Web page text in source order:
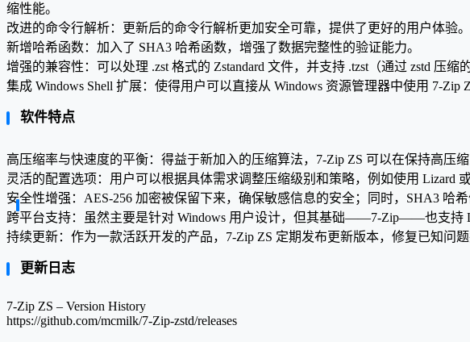
缩性能。
改进的命令行解析：更新后的命令行解析更加安全可靠，提供了更好的用户体验。
新增哈希函数：加入了 SHA3 哈希函数，增强了数据完整性的验证能力。
增强的兼容性：可以处理 .zst 格式的 Zstandard 文件，并支持 .tzst（通过 zstd 压缩
集成 Windows Shell 扩展：使得用户可以直接从 Windows 资源管理器中使用 7-Zip
软件特点
高压缩率与快速度的平衡：得益于新加入的压缩算法，7-Zip ZS 可以在保持高压
灵活的配置选项：用户可以根据具体需求调整压缩级别和策略，例如使用 Lizard
安全性增强：AES-256 加密被保留下来，确保敏感信息的安全；同时，SHA3 哈
跨平台支持：虽然主要是针对 Windows 用户设计，但其基础——7-Zip——也支持
持续更新：作为一款活跃开发的产品，7-Zip ZS 定期发布更新版本，修复已知问
更新日志
7-Zip ZS – Version History
https://github.com/mcmilk/7-Zip-zstd/releases